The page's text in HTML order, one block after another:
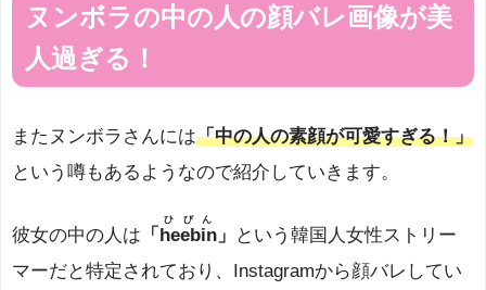
ヌンボラの中の人の顔バレ画像が美
人過ぎる！
またヌンボラさんには「中の人の素顔が可愛すぎる！」
という噂もあるようなので紹介していきます。
彼女の中の人は 「​ heebin
ひびん
」
という韓国人女性ストリー
マーだと特定されており、Instagramから顔バレしてい